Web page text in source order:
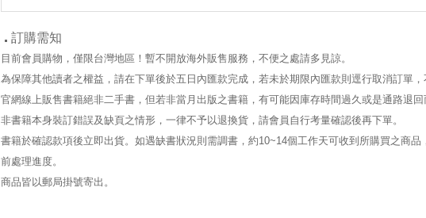
訂購需知
目前會員購物，僅限台灣地區！暫不開放海外販售服務，不便之處請多見諒。
為保障其他讀者之權益，請在下單後於五日內匯款完成，若未於期限內匯款則逕行取消訂單，
官網線上販售書籍絕非二手書，但若非當月出版之書籍，有可能因庫存時間過久或是通路退
非書籍本身裝訂錯誤及缺頁之情形，一律不予以退換貨，請會員自行考量確認後再下單。
書籍於確認款項後立即出貨。如遇缺書狀況則需調書，約10~14個工作天可收到所購買之商品
前處理進度。
商品皆以郵局掛號寄出。